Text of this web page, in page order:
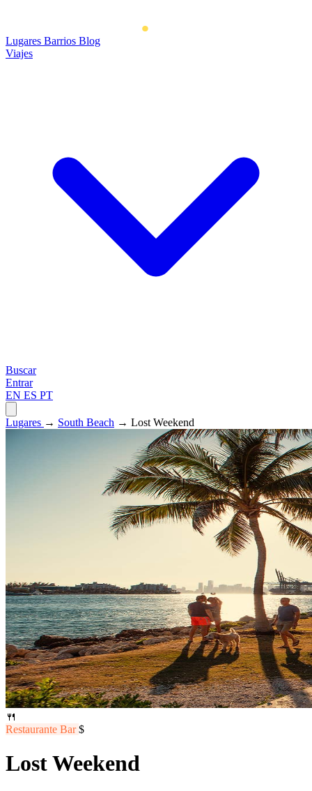
Lugares Barrios Blog
Viajes
Buscar
Entrar
EN ES PT
Lugares → South Beach → Lost Weekend
🍴
Restaurante Bar$
Lost Weekend